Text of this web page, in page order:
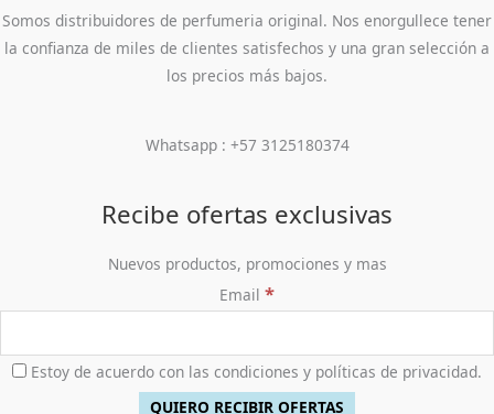
Somos distribuidores de perfumeria original. Nos enorgullece tener
la confianza de miles de clientes satisfechos y una gran selección a
los precios más bajos.
Whatsapp : +57 3125180374
Recibe ofertas exclusivas
Nuevos productos, promociones y mas
Email *
Estoy de acuerdo con las condiciones y políticas de privacidad.